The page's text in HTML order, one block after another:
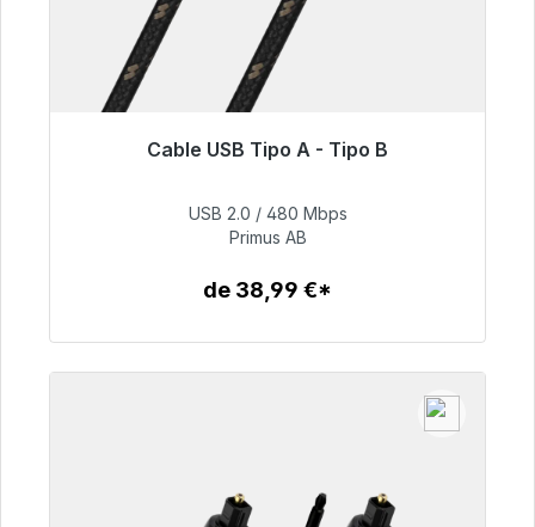
Cable USB Tipo A - Tipo B
Listo para envío inmediato, plazo de entrega
76,99 €
USB 2.0 / 480 Mbps
Primus AB
de 38,99 €*